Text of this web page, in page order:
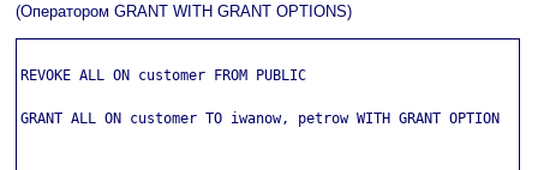
(Оператором GRANT WITH GRANT OPTIONS)
REVOKE ALL ON customer FROM PUBLIC
GRANT ALL ON customer TO iwanow, petrow WITH GRANT OPTION